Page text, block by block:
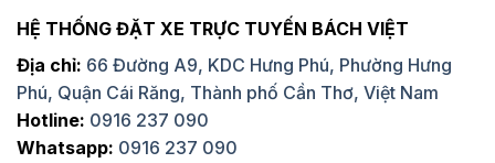
HỆ THỐNG ĐẶT XE TRỰC TUYẾN BÁCH VIỆT
Địa chỉ: 66 Đường A9, KDC Hưng Phú, Phường Hưng
Phú, Quận Cái Răng, Thành phố Cần Thơ, Việt Nam
Hotline: 0916 237 090
Whatsapp: 0916 237 090